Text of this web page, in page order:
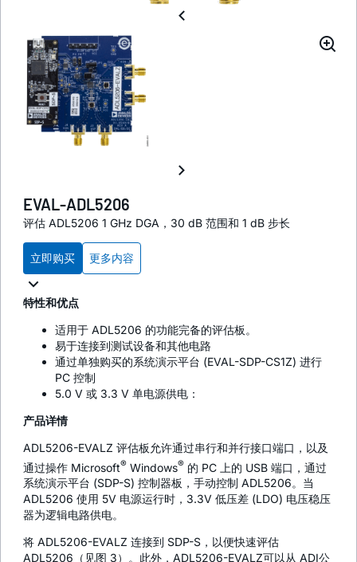
EVAL-ADL5206
评估 ADL5206 1 GHz DGA，30 dB 范围和 1 dB 步长
立即购买 更多内容
特性和优点
适用于 ADL5206 的功能完备的评估板。
易于连接到测试设备和其他电路
通过单独购买的系统演示平台 (EVAL-SDP-CS1Z) 进行
PC 控制
5.0 V 或 3.3 V 单电源供电：
产品详情
ADL5206-EVALZ 评估板允许通过串行和并行接口端口，以及
通过操作 Microsoft® Windows® 的 PC 上的 USB 端口，通过
系统演示平台 (SDP-S) 控制器板，手动控制 ADL5206。当
ADL5206 使用 5V 电源运行时，3.3V 低压差 (LDO) 电压稳压
器为逻辑电路供电。
将 ADL5206-EVALZ 连接到 SDP-S，以便快速评估
ADL5206（见图 3）。此外，ADL5206-EVALZ可以从 ADI公